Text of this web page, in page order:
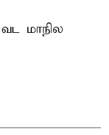
வட மாநில